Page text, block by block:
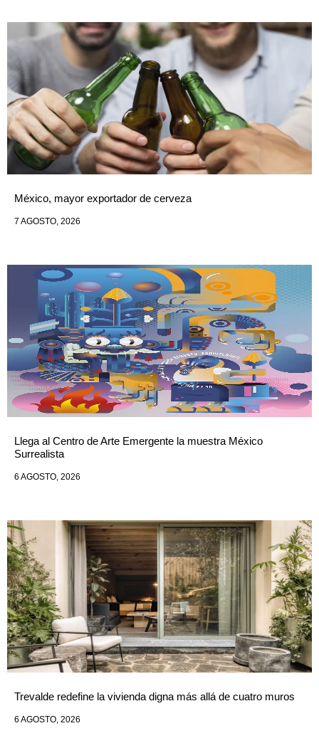
México, mayor exportador de cerveza
7 AGOSTO, 2026
Llega al Centro de Arte Emergente la muestra México
Surrealista
6 AGOSTO, 2026
Trevalde redefine la vivienda digna más allá de cuatro muros
6 AGOSTO, 2026